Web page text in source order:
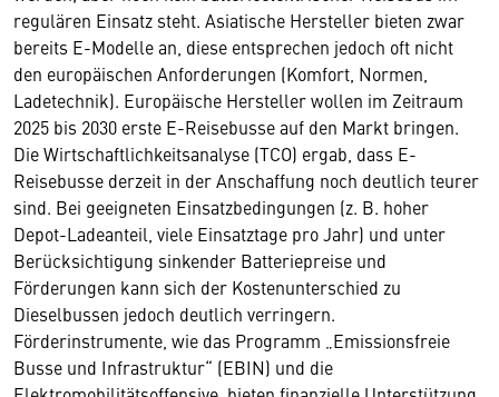
regulären Einsatz steht. Asiatische Hersteller bieten zwar
bereits E-Modelle an, diese entsprechen jedoch oft nicht
den europäischen Anforderungen (Komfort, Normen,
Ladetechnik). Europäische Hersteller wollen im Zeitraum
2025 bis 2030 erste E-Reisebusse auf den Markt bringen.
Die Wirtschaftlichkeitsanalyse (TCO) ergab, dass E-
Reisebusse derzeit in der Anschaffung noch deutlich teurer
sind. Bei geeigneten Einsatzbedingungen (z. B. hoher
Depot-Ladeanteil, viele Einsatztage pro Jahr) und unter
Berücksichtigung sinkender Batteriepreise und
Förderungen kann sich der Kostenunterschied zu
Dieselbussen jedoch deutlich verringern.
Förderinstrumente, wie das Programm „Emissionsfreie
Busse und Infrastruktur“ (EBIN) und die